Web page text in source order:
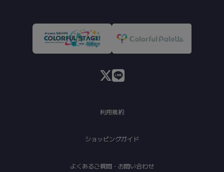
利用規約
ショッピングガイド
よくあるご質問・お問い合わせ